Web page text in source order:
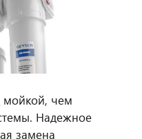
мойкой, чем
Надежное
замена